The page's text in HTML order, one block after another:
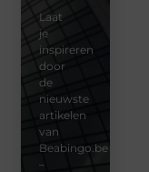
Laat
je
inspireren
door
de
nieuwste
artikelen
van
Beabingo.be
–